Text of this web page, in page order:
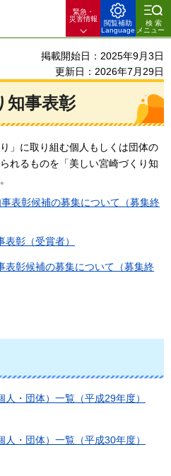
緊急・
災害情報
閲覧補助
Language
検索
メニュー
掲載開始日：2025年9月3日
更新日：2026年7月29日
知事表彰
り」に取り組む個人もしくは団体の
れるものを「美しい宮崎づくり知
表彰候補の募集について（募集終
彰（受賞者）
表彰候補の募集について（募集終
・団体）一覧（平成29年度）
・団体）一覧（平成30年度）